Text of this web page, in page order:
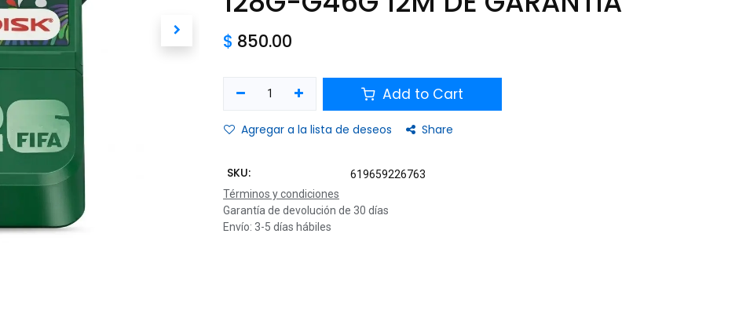
$ 850.00
Add to Cart
Agregar a la lista de deseos Share
SKU:
619659226763
Términos y condiciones
Garantía de devolución de 30 días
Envío: 3-5 días hábiles